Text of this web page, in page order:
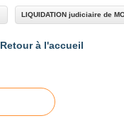
Retour à l'accueil